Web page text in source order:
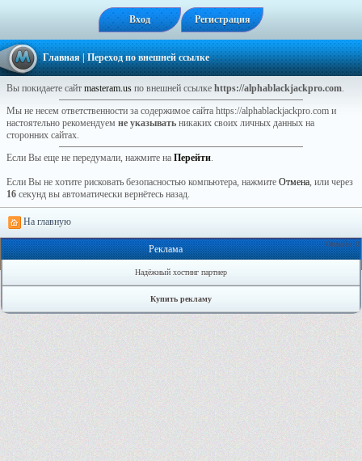
Вход Регистрация
Главная| Переход по внешней ссылке
Вы покидаете сайт masteram.us по внешней ссылке https://alphablackjackpro.com.
Мы не несем ответственности за содержимое сайта https://alphablackjackpro.com и
настоятельно рекомендуем не указывать никаких своих личных данных на
сторонних сайтах.
Если Вы еще не передумали, нажмите на Перейти.
Если Вы не хотите рисковать безопасностью компьютера, нажмите Отмена, или через
16 секунд вы автоматически вернётесь назад.
На главную
Онлайн: 0
Реклама
Надёжный хостинг партнер
Купить рекламу